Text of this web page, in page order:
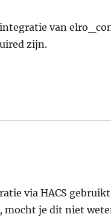
van
zijn.
via HACS
mocht je dit niet